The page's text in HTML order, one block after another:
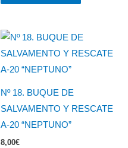
Nº 18. BUQUE DE
SALVAMENTO Y RESCATE
A-20 “NEPTUNO”
8,00€